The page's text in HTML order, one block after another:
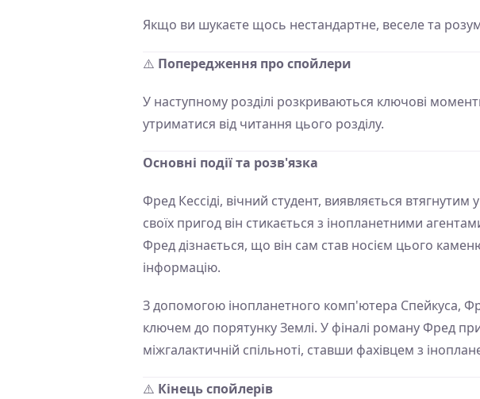
Якщо ви шукаєте щось нестандартне, веселе та
⚠️ Попередження про спойлери
У наступному розділі розкриваються ключові
утриматися від читання цього розділу.
Основні події та розв'язка
Фред Кессіді, вічний студент, виявляється
своїх пригод він стикається з інопланетними
Фред дізнається, що він сам став носієм цього
інформацію.
З допомогою інопланетного комп'ютера Спейкуса,
ключем до порятунку Землі. У фіналі роману Фред
міжгалактичній спільноті, ставши фахівцем з
⚠️ Кінець спойлерів